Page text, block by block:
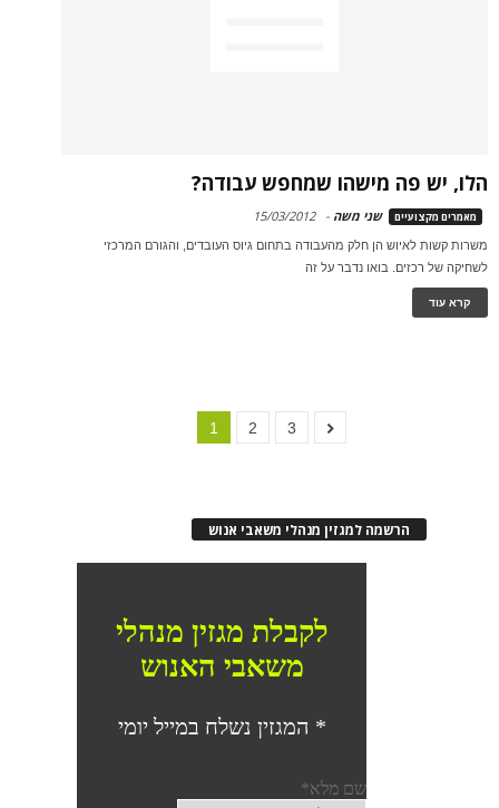
הלו, יש פה מישהו שמחפש עבודה?
מאמרים מקצועיים שני משה -
15/03/2012
משרות קשות לאיוש הן חלק מהעבודה בתחום גיוס העובדים, והגורם המרכזי
לשחיקה של רכזים. בואו נדבר על זה
קרא עוד
1 2 3
הרשמה למגזין מנהלי משאבי אנוש